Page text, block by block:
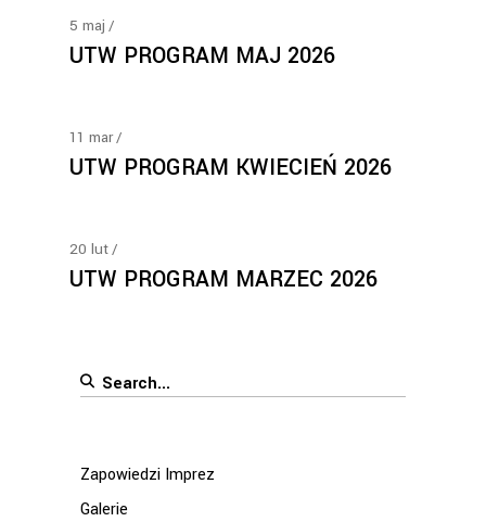
5 maj
UTW PROGRAM MAJ 2026
11 mar
UTW PROGRAM KWIECIEŃ 2026
20 lut
UTW PROGRAM MARZEC 2026
Search
Zapowiedzi Imprez
Galerie